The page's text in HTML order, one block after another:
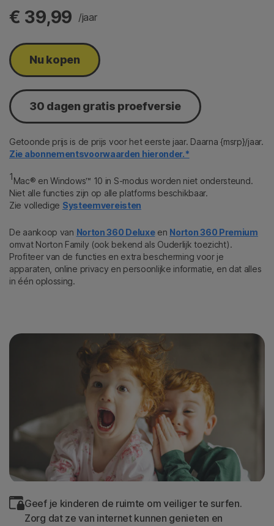
€ 39,99 /jaar
Nu kopen
30 dagen gratis proefversie
Getoonde prijs is de prijs voor het eerste jaar. Daarna {msrp}/jaar.
Zie abonnementsvoorwaarden hieronder.*
1Mac® en Windows™ 10 in S-modus worden niet ondersteund.
Niet alle functies zijn op alle platforms beschikbaar.
Zie volledige Systeemvereisten
De aankoop van Norton 360 Deluxeen Norton 360 Premium
omvat Norton Family (ook bekend als Ouderlijk toezicht).
Profiteer van de functies en extra bescherming voor je
apparaten, online privacy en persoonlijke informatie, en dat alles
in één oplossing.
Geef je kinderen de ruimte om veiliger te surfen.
Zorg dat ze van internet kunnen genieten en